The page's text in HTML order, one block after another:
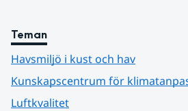
Teman
Havsmiljö i kust och hav
Kunskapscentrum för
Luftkvalitet